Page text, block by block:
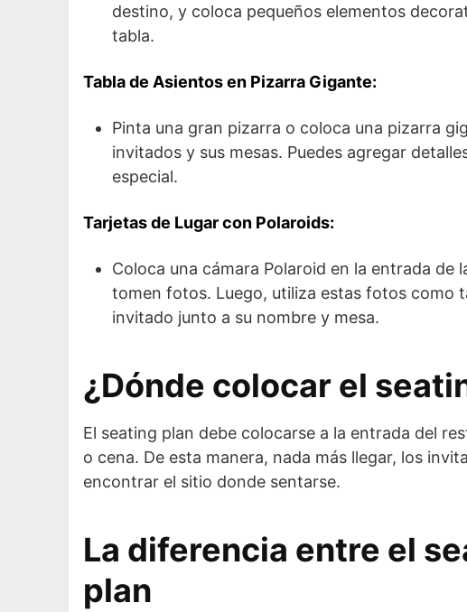
destino, y coloca pequeños elementos
tabla.
Tabla de Asientos en Pizarra Gigante:
Pinta una gran pizarra o coloca una pizarra
invitados y sus mesas. Puedes agregar
especial.
Tarjetas de Lugar con Polaroids:
Coloca una cámara Polaroid en la entrada de
tomen fotos. Luego, utiliza estas fotos como
invitado junto a su nombre y mesa.
¿Dónde colocar el
El seating plan debe colocarse a la entrada del
o cena. De esta manera, nada más llegar, los
encontrar el sitio donde sentarse.
La diferencia entre el
plan